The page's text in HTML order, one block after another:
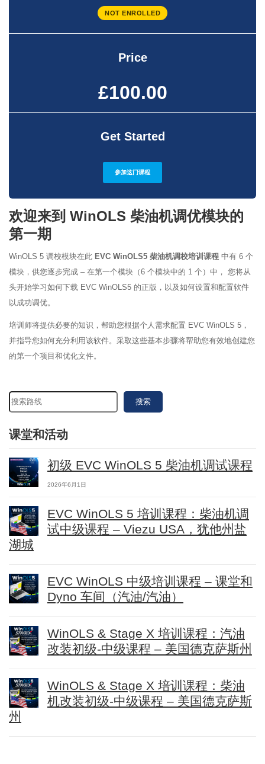
NOT ENROLLED
Price
£100.00
Get Started
参加这门课程
欢迎来到 WinOLS 柴油机调优模块的
第一期
WinOLS 5 调校模块在此 EVC WinOLS5 柴油机调校培训课程 中有 6 个
模块，供您逐步完成 – 在第一个模块（6 个模块中的 1 个）中，
您将从
头开始学习如何下载 EVC WinOLS5 的正版，以及如何设置和配置软件
以成功调优。
培训师将提供必要的知识，帮助您根据个人需求配置 EVC WinOLS 5，
并指导您如何充分利用该软件。采取这些基本步骤将帮助您有效地创建您
的第一个项目和优化文件。
搜索
课堂和活动
初级 EVC WinOLS 5 柴油机调试课程
2026年6月1日
EVC WinOLS 5 培训课程：柴油机调
试中级课程 – Viezu USA，犹他州盐
湖城
EVC WinOLS 中级培训课程 – 课堂和
Dyno 车间（汽油/汽油）
WinOLS & Stage X 培训课程：汽油
改装初级-中级课程 – 美国德克萨斯州
WinOLS & Stage X 培训课程：柴油
机改装初级-中级课程 – 美国德克萨斯
州